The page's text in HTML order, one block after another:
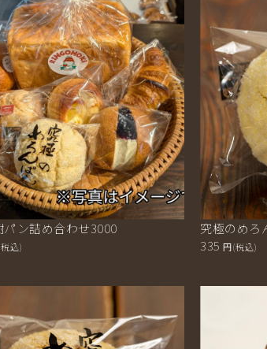
パン詰め合わせ3000
込)
究極のめろ
335円(税込)